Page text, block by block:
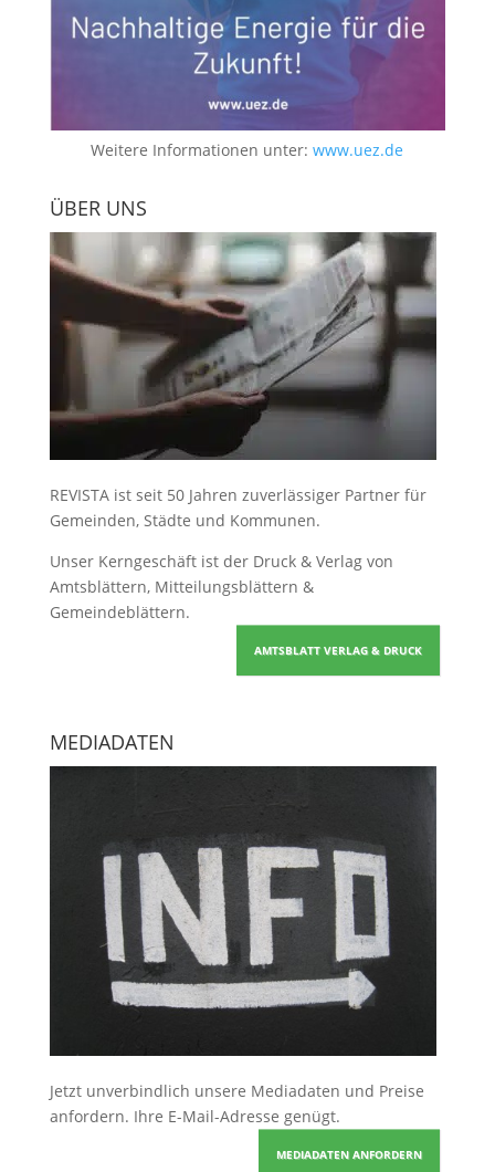
Weitere Informationen unter:www.uez.de
ÜBER UNS
REVISTA ist seit 50 Jahren zuverlässiger Partner für
Gemeinden, Städte und Kommunen.
Unser Kerngeschäft ist der Druck & Verlag von
Amtsblättern, Mitteilungsblättern &
Gemeindeblättern.
AMTSBLATT VERLAG & DRUCK
MEDIADATEN
Jetzt unverbindlich unsere Mediadaten und Preise
anfordern. Ihre E-Mail-Adresse genügt.
MEDIADATEN ANFORDERN